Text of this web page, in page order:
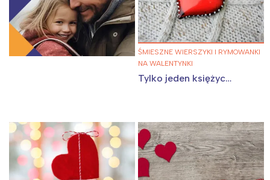
ŚMIESZNE WIERSZYKI I RYMOWANKI
NA WALENTYNKI
Tylko jeden księżyc…
Wybieram